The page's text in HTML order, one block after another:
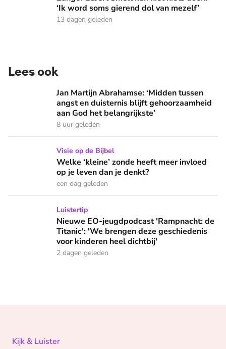
‘Ik word soms gierend dol van mezelf’
13 dagen geleden
Lees ook
Jan Martijn Abrahamse: ‘Midden tussen angst en
Jan Martijn Abrahamse: ‘Midden tussen
angst en duisternis blijft gehoorzaamheid
aan God het belangrijkste’
8 uur geleden
Welke ‘kleine’ zonde heeft meer invloed op je leven dan je
Visie op de Bijbel
Welke ‘kleine’ zonde heeft meer invloed
op je leven dan je denkt?
een dag geleden
Nieuwe EO-jeugdpodcast 'Rampnacht: de Titanic': 'We
Luistertip
Nieuwe EO-jeugdpodcast 'Rampnacht: de
Titanic': 'We brengen deze geschiedenis
voor kinderen heel dichtbij'
2 dagen geleden
Kijk & Luister